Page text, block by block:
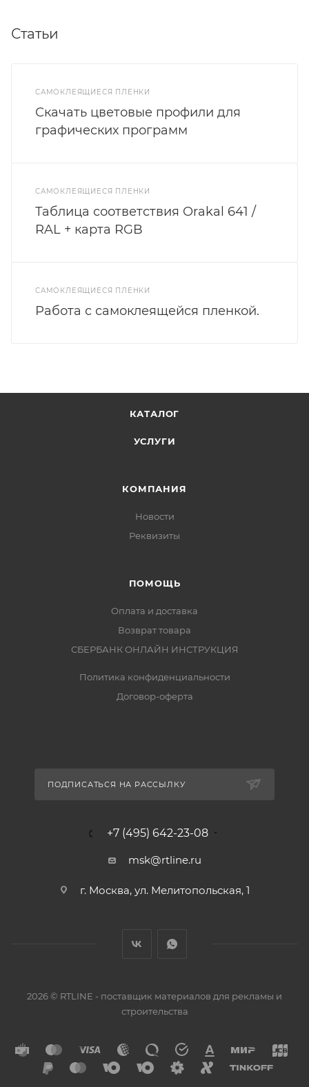
Статьи
САМОКЛЕЯЩИЕСЯ ПЛЕНКИ
Скачать цветовые профили для
графических программ
САМОКЛЕЯЩИЕСЯ ПЛЕНКИ
Таблица соответствия Orakal 641 /
RAL + карта RGB
САМОКЛЕЯЩИЕСЯ ПЛЕНКИ
Работа с самоклеящейся пленкой.
КАТАЛОГ
УСЛУГИ
КОМПАНИЯ
Новости
Реквизиты
ПОМОЩЬ
Оплата и доставка
Возврат товара
СБЕРБАНК ОНЛАЙН ИНСТРУКЦИЯ
Политика конфиденциальности
Договор-оферта
ПОДПИСАТЬСЯ НА РАССЫЛКУ
+7 (495) 642-23-08
msk@rtline.ru
г. Москва, ул. Мелитопольская, 1
2026 © RTLINE - поставщик материалов для рекламы и
строительства